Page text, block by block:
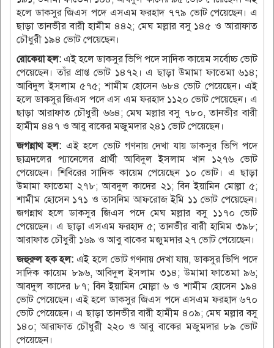
হলে ডাকসুর জিএস পদে এসএম ফরহাদ ৭৭৯ ভোট পেয়েছেন। এ
ছাড়া তানভীর বারী হামীম ৪৪২; মেঘ মল্লার বসু ১৪৫ ও আরাফাত
চৌধুরী ১৯৪ ভোট পেয়েছেন।
রোকেয়া হল: এই হলে ডাকসুর ভিপি পদে সাদিক কায়েম সর্বোচ্চ ভোট
পেয়েছেন। তাঁর প্রাপ্ত ভোট ১৪৭২। এ ছাড়া উমামা ফাতেমা ৬১৪;
আবিদুল ইসলাম ৫৭৫; শামীম হোসেন ৬৮৪ ভোট পেয়েছেন। এই
হলে ডাকসুর জিএস পদে এস এম ফরহাদ ১১২০ ভোট পেয়েছেন। এ
ছাড়া আরাফাত চৌধুরী ৬৬৪; মেঘ মল্লার বসু ৭৮০, তানভীর বারী
হামীম ৪৪৭ ও আবু বাকের মজুমদার ২৪১ ভোট পেয়েছেন।
জগন্নাথ হল: এই হলে ভোট গণনায় দেখা যায় ডাকসুর ভিপি পদে
ছাত্রদলের প্যানেলের প্রার্থী আবিদুল ইসলাম খান ১২৭৬ ভোট
পেয়েছেন। শিবিরের সাদিক কায়েম পেয়েছেন ১০ ভোট। এ ছাড়া
উমামা ফাতেমা ২৭৮; আবদুল কাদের ২১; বিন ইয়ামিন মোল্লা ৫;
শামীম হোসেন ১৭১ ও তাসনিম আফরোজ ইমি ১১ ভোট পেয়েছেন।
জগন্নাথ হলে ডাকসুর জিএস পদে মেঘ মল্লার বসু ১১৭০ ভোট
পেয়েছেন। এ ছাড়া এসএম ফরহাদ ৫; তানভীর বারী হামিম ৩৯৮;
আরাফাত চৌধুরী ১৬৯ ও আবু বাকের মজুমদার ২৭ ভোট পেয়েছেন।
জহুরুল হক হল: এই হলে ভোট গণনায় দেখা যায়, ডাকসুর ভিপি পদে
সাদিক কায়েম ৮৯৬, আবিদুল ইসলাম ৩১৪; উমামা ফাতেমা ৯৬;
আবদুল কাদের ৮৭; বিন ইয়ামিন মোল্লা ৬ ও শামীম হোসেন ১৯৪
ভোট পেয়েছেন। এই হলে ডাকসুর জিএস পদে এসএম ফরহাদ ৬৭০
ভোট পেয়েছেন। এ ছাড়া তানভীর বারী হামীম ৪০৯; মেঘ মল্লার বসু
১৪০; আরাফাত চৌধুরী ২২০ ও আবু বাকের মজুমদার ৮৯ ভোট
পেয়েছেন।